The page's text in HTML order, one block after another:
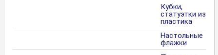
Кубки,
статуэтки из
пластика
Настольные
флажки